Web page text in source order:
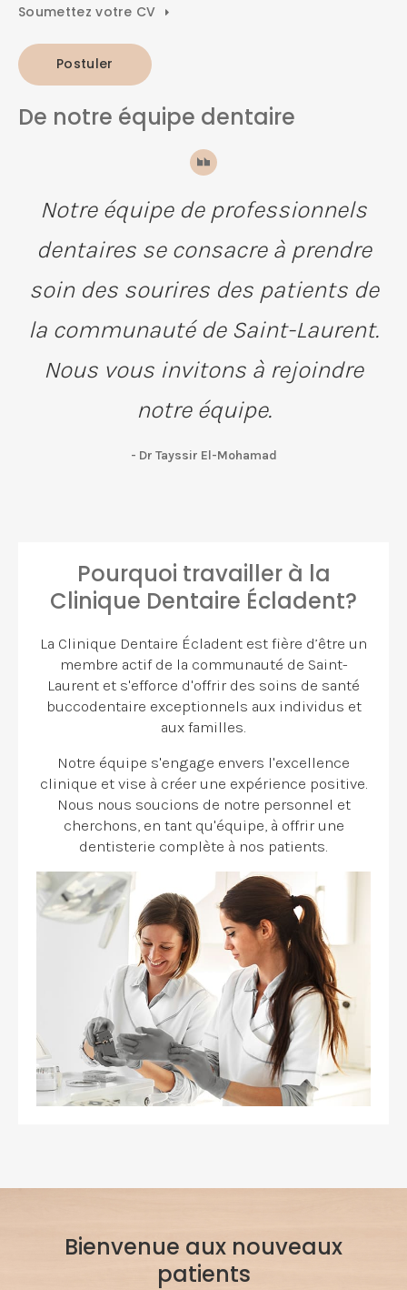
Soumettez votre CV
Postuler
De notre équipe dentaire
Notre équipe de professionnels
dentaires se consacre à prendre
soin des sourires des patients de
la communauté de Saint-Laurent.
Nous vous invitons à rejoindre
notre équipe.
- Dr Tayssir El-Mohamad
Pourquoi travailler à la
Clinique Dentaire Écladent?
La Clinique Dentaire Écladent est fière d’être un
membre actif de la communauté de Saint-
Laurent et s'efforce d'offrir des soins de santé
buccodentaire exceptionnels aux individus et
aux familles.
Notre équipe s'engage envers l'excellence
clinique et vise à créer une expérience positive.
Nous nous soucions de notre personnel et
cherchons, en tant qu'équipe, à offrir une
dentisterie complète à nos patients.
Bienvenue aux nouveaux
patients